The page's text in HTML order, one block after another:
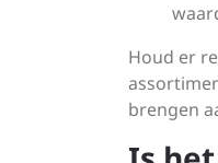
Houd er
brengen